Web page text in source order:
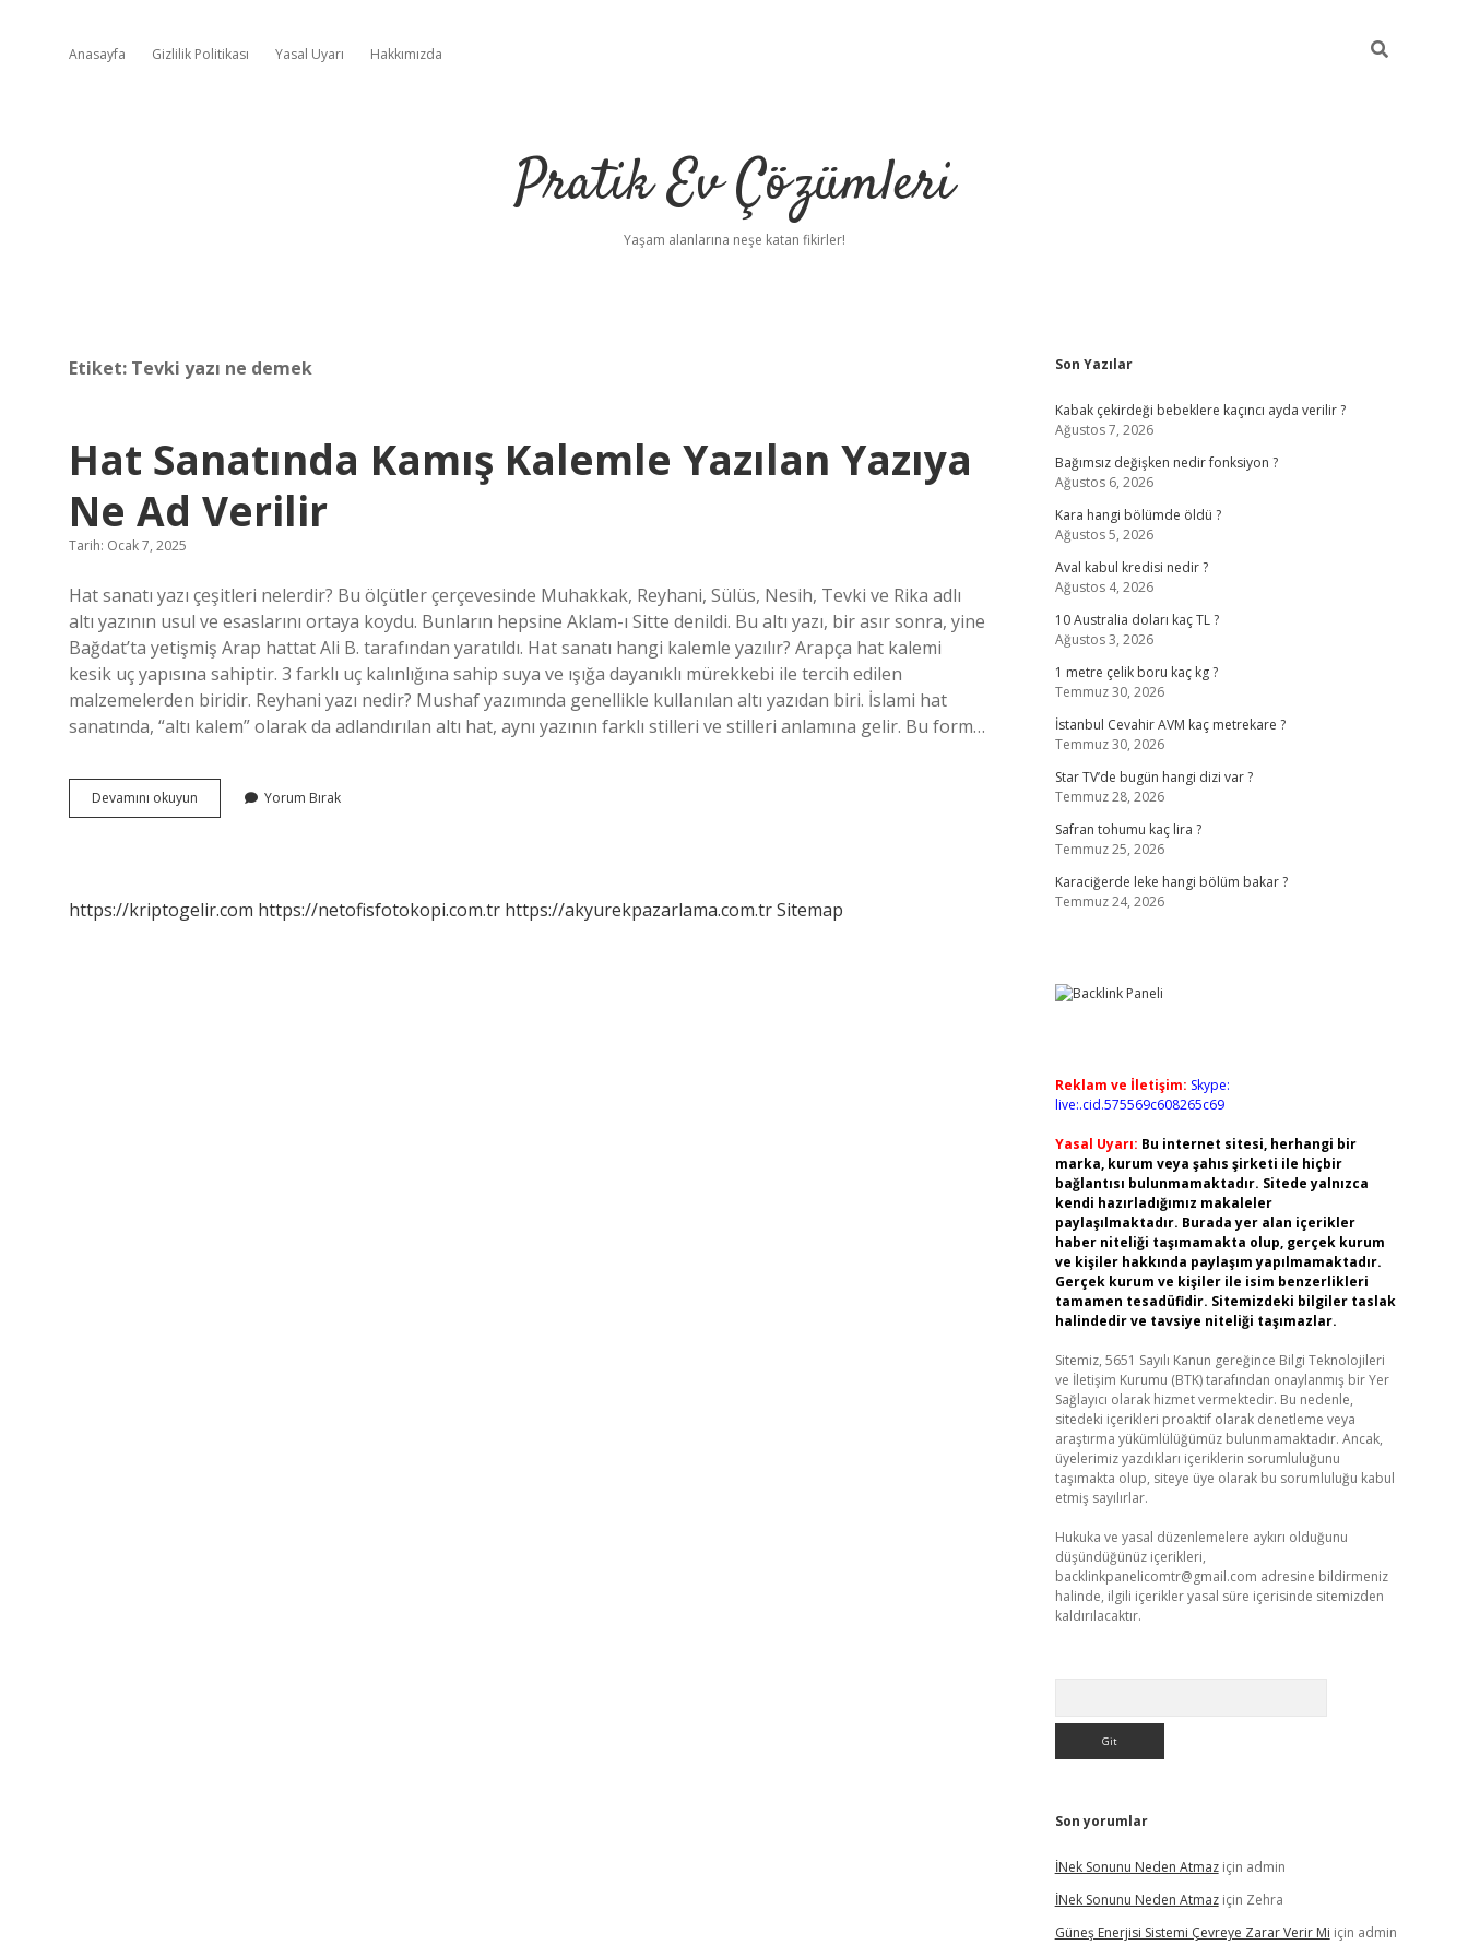
Anasayfa Gizlilik Politikası Yasal Uyarı Hakkımızda
Pratik Ev Çözümleri
Yaşam alanlarına neşe katan fikirler!
Etiket: Tevki yazı ne demek
Hat Sanatında Kamış Kalemle Yazılan Yazıya
Ne Ad Verilir
Tarih: Ocak 7, 2025
Hat sanatı yazı çeşitleri nelerdir? Bu ölçütler çerçevesinde Muhakkak, Reyhani, Sülüs, Nesih, Tevki ve Rika adlı
altı yazının usul ve esaslarını ortaya koydu. Bunların hepsine Aklam-ı Sitte denildi. Bu altı yazı, bir asır sonra, yine
Bağdat’ta yetişmiş Arap hattat Ali B. tarafından yaratıldı. Hat sanatı hangi kalemle yazılır? Arapça hat kalemi
kesik uç yapısına sahiptir. 3 farklı uç kalınlığına sahip suya ve ışığa dayanıklı mürekkebi ile tercih edilen
malzemelerden biridir. Reyhani yazı nedir? Mushaf yazımında genellikle kullanılan altı yazıdan biri. İslami hat
sanatında, “altı kalem” olarak da adlandırılan altı hat, aynı yazının farklı stilleri ve stilleri anlamına gelir. Bu form…
Devamını okuyun
Sanatında
Ne
Yorum Bırak
https://kriptogelir.com https://netofisfotokopi.com.tr https://akyurekpazarlama.com.trSitemap
Sidebar
Son Yazılar
Kabak çekirdeği bebeklere kaçıncı ayda verilir ?
Ağustos 7, 2026
Bağımsız değişken nedir fonksiyon ?
Ağustos 6, 2026
Kara hangi bölümde öldü ?
Ağustos 5, 2026
Aval kabul kredisi nedir ?
Ağustos 4, 2026
10 Australia doları kaç TL ?
Ağustos 3, 2026
1 metre çelik boru kaç kg ?
Temmuz 30, 2026
İstanbul Cevahir AVM kaç metrekare ?
Temmuz 30, 2026
Star TV’de bugün hangi dizi var ?
Temmuz 28, 2026
Safran tohumu kaç lira ?
Temmuz 25, 2026
Karaciğerde leke hangi bölüm bakar ?
Temmuz 24, 2026
Reklam ve İletişim: Skype:
live:.cid.575569c608265c69
Yasal Uyarı: Bu internet sitesi, herhangi bir
marka, kurum veya şahıs şirketi ile hiçbir
bağlantısı bulunmamaktadır. Sitede yalnızca
kendi hazırladığımız makaleler
paylaşılmaktadır. Burada yer alan içerikler
haber niteliği taşımamakta olup, gerçek kurum
ve kişiler hakkında paylaşım yapılmamaktadır.
Gerçek kurum ve kişiler ile isim benzerlikleri
tamamen tesadüfidir. Sitemizdeki bilgiler taslak
halindedir ve tavsiye niteliği taşımazlar.
Sitemiz, 5651 Sayılı Kanun gereğince Bilgi Teknolojileri
ve İletişim Kurumu (BTK) tarafından onaylanmış bir Yer
Sağlayıcı olarak hizmet vermektedir. Bu nedenle,
sitedeki içerikleri proaktif olarak denetleme veya
araştırma yükümlülüğümüz bulunmamaktadır. Ancak,
üyelerimiz yazdıkları içeriklerin sorumluluğunu
taşımakta olup, siteye üye olarak bu sorumluluğu kabul
etmiş sayılırlar.
Hukuka ve yasal düzenlemelere aykırı olduğunu
düşündüğünüz içerikleri,
backlinkpanelicomtr@gmail.com adresine bildirmeniz
halinde, ilgili içerikler yasal süre içerisinde sitemizden
kaldırılacaktır.
Son yorumlar
İNek Sonunu Neden Atmaziçin admin
İNek Sonunu Neden Atmaziçin Zehra
Güneş Enerjisi Sistemi Çevreye Zarar Verir Mi için admin